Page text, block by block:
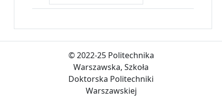
© 2022-25 Politechnika
Warszawska, Szkoła
Doktorska Politechniki
Warszawskiej